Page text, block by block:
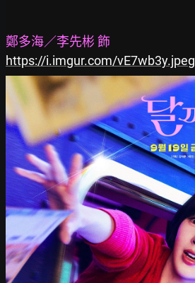
鄭多海／李先彬 飾
https://i.imgur.com/vE7wb3y.jpeg